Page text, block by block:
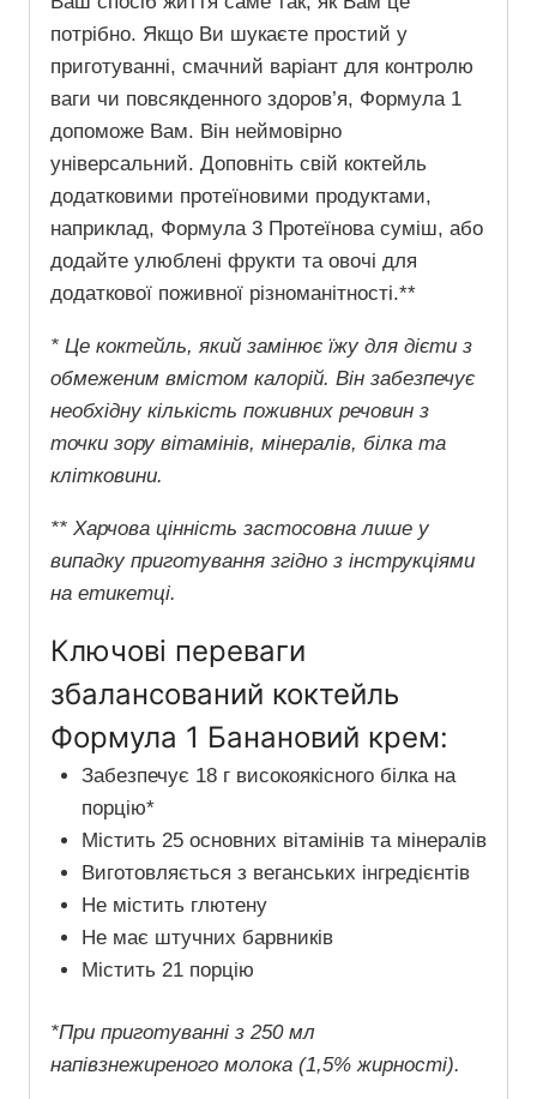
потрібно. Якщо Ви шукаєте простий у
приготуванні, смачний варіант для контролю
ваги чи повсякденного здоров’я, Формула 1
допоможе Вам. Він неймовірно
універсальний. Доповніть свій коктейль
додатковими протеїновими продуктами,
наприклад, Формула 3 Протеїнова суміш, або
додайте улюблені фрукти та овочі для
додаткової поживної різноманітності.**
* Це коктейль, який замінює їжу для дієти з
обмеженим вмістом калорій. Він забезпечує
необхідну кількість поживних речовин з
точки зору вітамінів, мінералів, білка та
клітковини.
** Харчова цінність застосовна лише у
випадку приготування згідно з інструкціями
на етикетці.
Ключові переваги
збалансований коктейль
Формула 1 Банановий крем:
Забезпечує 18 г високоякісного білка на
порцію*
Містить 25 основних вітамінів та мінералів
Виготовляється з веганських інгредієнтів
Не містить глютену
Не має штучних барвників
Містить 21 порцію
*При приготуванні з 250 мл
напівзнежиреного молока (1,5% жирності).